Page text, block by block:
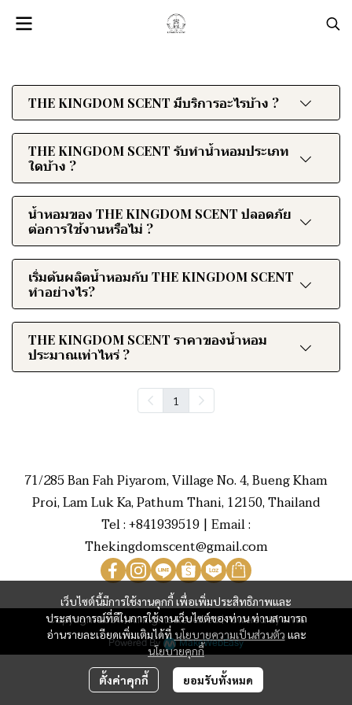
THE KINGDOM SCENT มีบริการอะไรบ้าง ?
THE KINGDOM SCENT รับทำน้ำหอมประเภท
ใดบ้าง ?
น้ำหอมของ THE KINGDOM SCENT ปลอดภัย
ต่อการใช้งานหรือไม่ ?
เริ่มต้นผลิตน้ำหอมกับ THE KINGDOM SCENT
ทำอย่างไร?
THE KINGDOM SCENT ราคาของน้ำหอม
ประมาณเท่าไหร่ ?
1
เว็บไซต์นี้มีการใช้งานคุกกี้ เพื่อเพิ่มประสิทธิภาพและ
ประสบการณ์ที่ดีในการใช้งานเว็บไซต์ของท่าน ท่านสามารถ
อ่านรายละเอียดเพิ่มเติมได้ที่ นโยบายความเป็นส่วนตัว และ
นโยบายคุกกี้
ตั้งค่าคุกกี้ ยอมรับทั้งหมด
71/285 Ban Fah Piyarom, Village No. 4, Bueng Kham
Proi, Lam Luk Ka, Pathum Thani, 12150, Thailand
Tel : +841939519 | Email :
Thekingdomscent@gmail.com
Copyright 2024 | All Rights Reserved | Powered by MWE
Powered By MakeWebEasy